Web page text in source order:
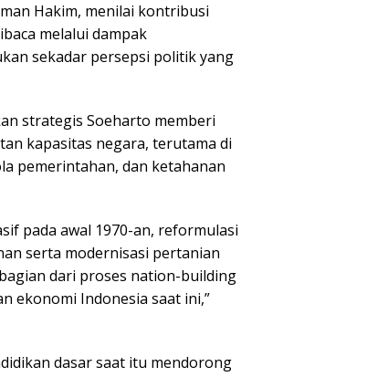
Hakim, menilai kontribusi
melalui dampak
sekadar persepsi politik yang
strategis Soeharto memberi
kapasitas negara, terutama di
pemerintahan, dan ketahanan
pada awal 1970-an, reformulasi
serta modernisasi pertanian
dari proses nation-building
ekonomi Indonesia saat ini,”
dasar saat itu mendorong